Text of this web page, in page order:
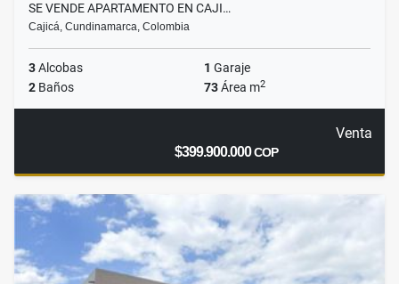
SE VENDE APARTAMENTO EN CAJI…
Cajicá, Cundinamarca, Colombia
3Alcobas 1 Garaje
2 Baños 73Área m2
Venta
$399.900.000COP